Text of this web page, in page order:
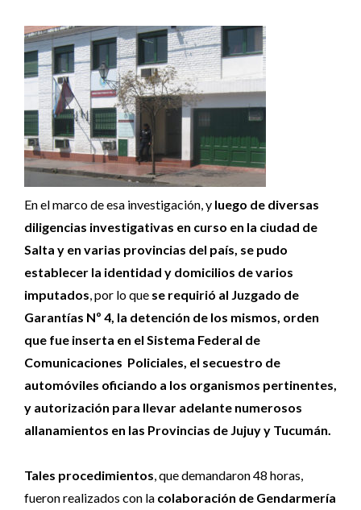
En el marco de esa investigación, y luego de diversas
diligencias investigativas en curso en la ciudad de
Salta y en varias provincias del país, se pudo
establecer la identidad y domicilios de varios
imputados, por lo que se requirió al Juzgado de
Garantías Nº 4, la detención de los mismos, orden
que fue inserta en el Sistema Federal de
Comunicaciones Policiales, el secuestro de
automóviles oficiando a los organismos pertinentes,
y autorización para llevar adelante numerosos
allanamientos en las Provincias de Jujuy y Tucumán.
Tales procedimientos, que demandaron 48 horas,
fueron realizados con la colaboración de Gendarmería